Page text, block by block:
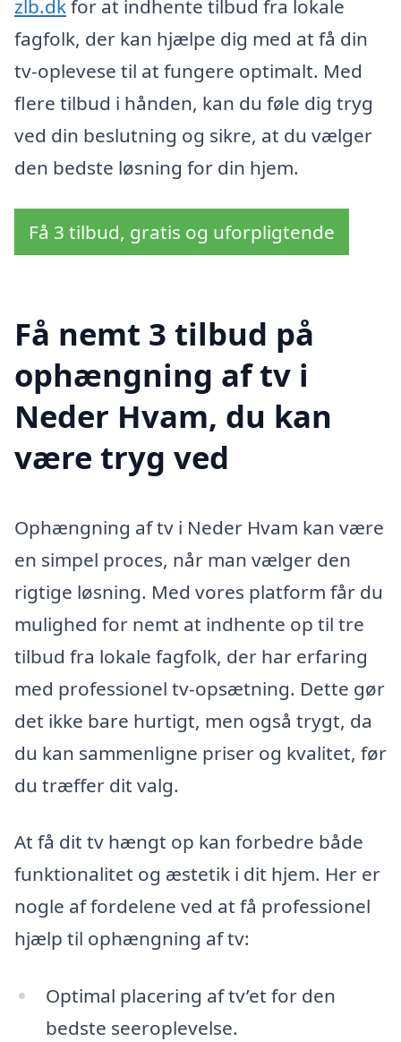
zlb.dkfor at indhente tilbud fra lokale
fagfolk, der kan hjælpe dig med at få din
tv-oplevese til at fungere optimalt. Med
flere tilbud i hånden, kan du føle dig tryg
ved din beslutning og sikre, at du vælger
den bedste løsning for din hjem.
Få 3 tilbud, gratis og uforpligtende
Få nemt 3 tilbud på
ophængning af tv i
Neder Hvam, du kan
være tryg ved
Ophængning af tv i Neder Hvam kan være
en simpel proces, når man vælger den
rigtige løsning. Med vores platform får du
mulighed for nemt at indhente op til tre
tilbud fra lokale fagfolk, der har erfaring
med professionel tv-opsætning. Dette gør
det ikke bare hurtigt, men også trygt, da
du kan sammenligne priser og kvalitet, før
du træffer dit valg.
At få dit tv hængt op kan forbedre både
funktionalitet og æstetik i dit hjem. Her er
nogle af fordelene ved at få professionel
hjælp til ophængning af tv:
Optimal placering af tv’et for den
bedste seeroplevelse.